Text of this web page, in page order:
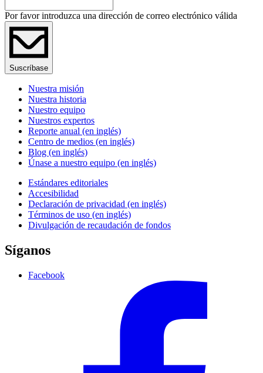
Por favor introduzca una dirección de correo electrónico válida
Suscríbase
Nuestra misión
Nuestra historia
Nuestro equipo
Nuestros expertos
Reporte anual (en inglés)
Centro de medios (en inglés)
Blog (en inglés)
Únase a nuestro equipo (en inglés)
Estándares editoriales
Accesibilidad
Declaración de privacidad (en inglés)
Términos de uso (en inglés)
Divulgación de recaudación de fondos
Síganos
Facebook